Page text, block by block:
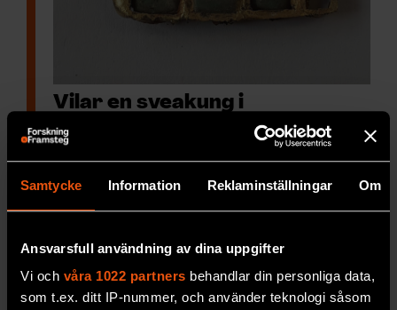
Samtycke Information Reklaminställningar Om
Ansvarsfull användning av dina uppgifter
Vi och våra 1022 partners behandlar din personliga data,
som t.ex. ditt IP-nummer, och använder teknologi såsom
Vilar en sveakung i
Brunnshögen? ”I klass med
Fynden från gravhögenutanför Uppsala låg
PREMIUM SAMHÄLLE & KULTUR